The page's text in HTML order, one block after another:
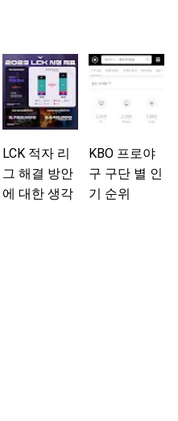
LCK 적자 리
그 해결 방안
에 대한 생각
KBO 프로야
구 구단 별 인
기 순위